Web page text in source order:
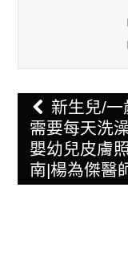
Post
navigation
新生兒/一
需要每天洗
嬰幼兒皮膚
南|楊為傑醫